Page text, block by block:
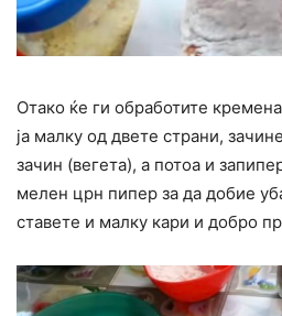
Отако ќе ги обработите
ја малку од двете страни,
зачин (вегета), а потоа и
мелен црн пипер за да добие
ставете и малку кари и добро